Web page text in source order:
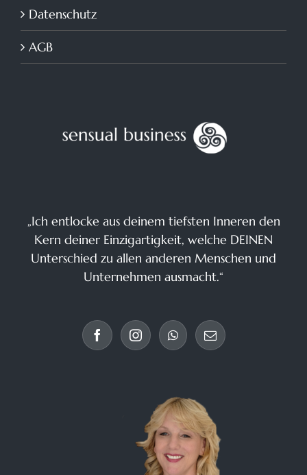
Datenschutz
AGB
„Ich entlocke aus deinem tiefsten Inneren den
Kern deiner Einzigartigkeit, welche DEINEN
Unterschied zu allen anderen Menschen und
Unternehmen ausmacht.“